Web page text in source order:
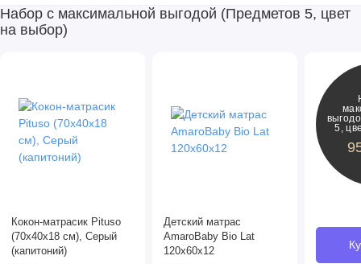
Набор с максимальной выгодой (Предметов 5, цвет
на выбор)
Кокон-матрасик Pituso
(70x40x18 см), Серый
(капитоний)
Детский матрас
AmaroBaby Bio Lat
120x60х12
5,